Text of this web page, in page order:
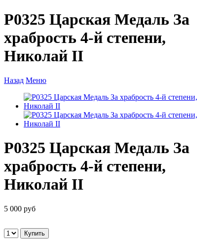
P0325 Царская Медаль За
храбрость 4-й степени,
Николай II
Назад Меню
P0325 Царская Медаль За
храбрость 4-й степени,
Николай II
5 000 руб